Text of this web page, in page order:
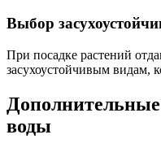
Выбор
При посадке растений
засухоустойчивым видам,
воды